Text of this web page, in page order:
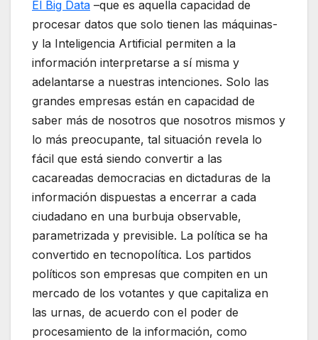
El Big Data –que es aquella capacidad de
procesar datos que solo tienen las máquinas-
y la Inteligencia Artificial permiten a la
información interpretarse a sí misma y
adelantarse a nuestras intenciones. Solo las
grandes empresas están en capacidad de
saber más de nosotros que nosotros mismos y
lo más preocupante, tal situación revela lo
fácil que está siendo convertir a las
cacareadas democracias en dictaduras de la
información dispuestas a encerrar a cada
ciudadano en una burbuja observable,
parametrizada y previsible. La política se ha
convertido en tecnopolítica. Los partidos
políticos son empresas que compiten en un
mercado de los votantes y que capitaliza en
las urnas, de acuerdo con el poder de
procesamiento de la información, como